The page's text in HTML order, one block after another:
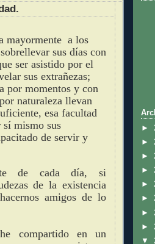
mayormente a los
sus días con
ser asistido por el
sus extrañezas;
por momentos y con
naturaleza llevan
esa facultad
mismo sus
de servir y
de cada día, si
de la existencia
amigos de lo
compartido en un
►
►
►
►
►
►
►
►
▼